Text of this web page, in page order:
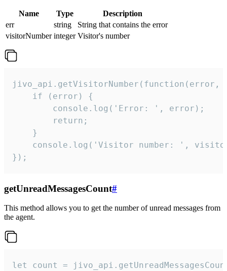
Name Type
Description
err
string
String that contains the error
visitorNumber integer Visitor's number
jivo_api.getVisitorNumber(function(error,
    if (error) {
        console.log('Error: ', error);
        return;
    }
console.log('Visitor number: ',
});
getUnreadMessagesCount#
This method allows you to get the number of unread messages from
the agent.
let count =